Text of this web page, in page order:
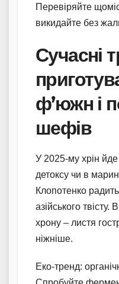
Перевіряйте
викидайте без
Сучасні
ф’южн і
шефів
У 2025-му хрін
детоксу чи в
Клопотенко
азійського
хрону – листя
ніжніше.
Еко-тренд: